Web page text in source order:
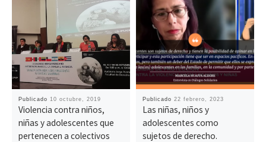
Publicado 10 octubre, 2019
Violencia contra niños,
niñas y adolescentes que
pertenecen a colectivos
Publicado 22 febrero, 2023
Las niñas, niños y
adolescentes como
sujetos de derecho.